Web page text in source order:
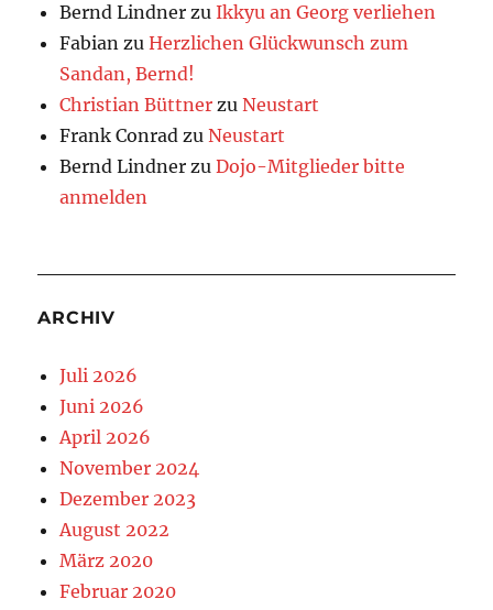
Bernd Lindner zuIkkyu an Georg verliehen
Fabian zuHerzlichen Glückwunsch zum
Sandan, Bernd!
Christian Büttner zuNeustart
Frank Conrad zuNeustart
Bernd Lindner zuDojo-Mitglieder bitte
anmelden
ARCHIV
Juli 2026
Juni 2026
April 2026
November 2024
Dezember 2023
August 2022
März 2020
Februar 2020